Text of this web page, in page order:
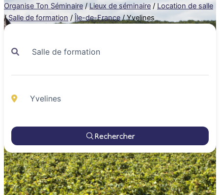
Organise Ton Séminaire / Lieux de séminaire / Location de salle
/ Salle de formation / Île-de-France / Yvelines
Rechercher